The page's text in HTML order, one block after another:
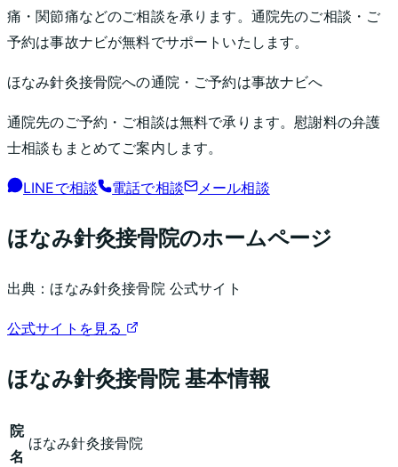
痛・関節痛などのご相談を承ります。通院先のご相談・ご
予約は事故ナビが無料でサポートいたします。
ほなみ針灸接骨院への通院・ご予約は事故ナビへ
通院先のご予約・ご相談は無料で承ります。慰謝料の弁護
士相談もまとめてご案内します。
LINEで相談 電話で相談 メール相談
ほなみ針灸接骨院のホームページ
出典： ほなみ針灸接骨院 公式サイト
公式サイトを見る
ほなみ針灸接骨院基本情報
院
名
ほなみ針灸接骨院